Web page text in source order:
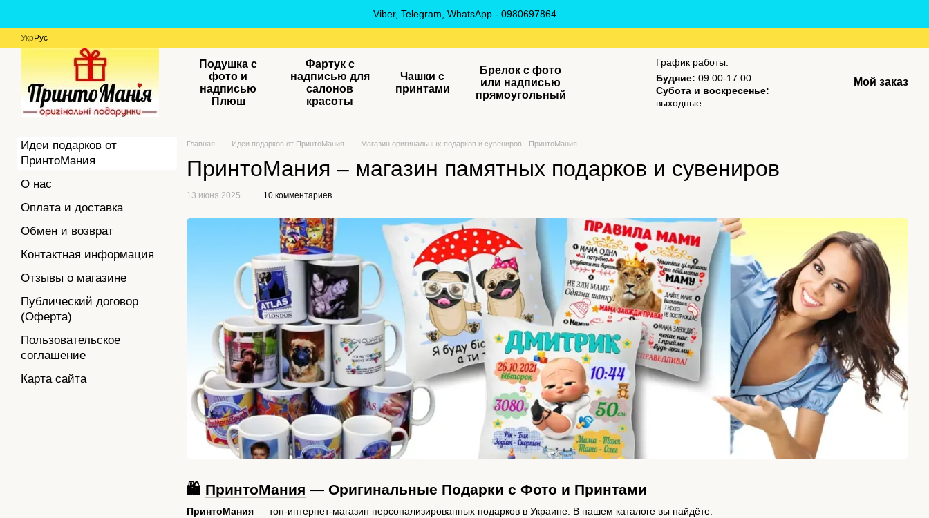
Viber, Telegram, WhatsApp - 0980697864
Укр Рус
Подушка с
фото и
надписью
Плюш
Фартук с
надписью для
салонов
красоты
Чашки с
принтами
Брелок с фото
или надписью
прямоугольный
График работы:
Будние: 09:00-17:00
Субота и воскресенье:
выходные
Мой заказ
Главная Идеи подарков от ПринтоМания Магазин оригинальных подарков и сувениров - ПринтоМания
ПринтоМания – магазин памятных подарков и сувениров
13 июня 2025 10 комментариев
🛍 ПринтоМания — Оригинальные Подарки с Фото и Принтами
ПринтоМания — топ‑интернет‑магазин персонализированных подарков в Украине. В нашем каталоге вы найдёте:
Идеи подарков от
ПринтоМания
О нас
Оплата и доставка
Обмен и возврат
Контактная информация
Отзывы о магазине
Публический договор
(Оферта)
Пользовательское
соглашение
Карта сайта